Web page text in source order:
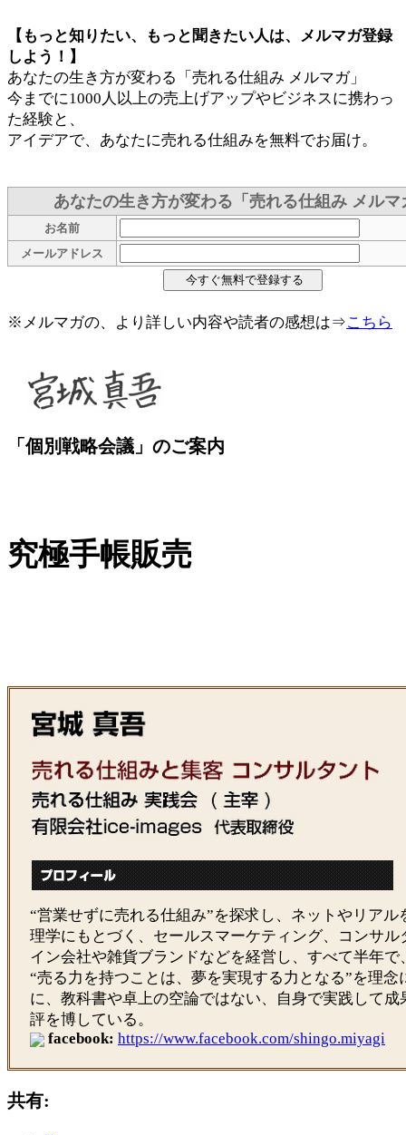
【もっと知りたい、もっと聞きたい人は、メルマガ登録
しよう！】
あなたの生き方が変わる「売れる仕組み メルマガ」
今までに1000人以上の売上げアップやビジネスに携わっ
た経験と、
アイデアで、あなたに売れる仕組みを無料でお届け。
あなたの生き方が変わる「売れる仕組み メルマ
お名前
メールアドレス
※メルマガの、より詳しい内容や読者の感想は⇒こちら
「個別戦略会議」のご案内
究極手帳販売
“営業せずに売れる仕組み”を探求し、ネットやリア
理学にもとづく、セールスマーケティング、コンサ
イン会社や雑貨ブランドなどを経営し、すべて半年
“売る力を持つことは、夢を実現する力となる”を理
に、教科書や卓上の空論ではない、自身で実践して
評を博している。
facebook: https://www.facebook.com/shingo.miyagi
共有: